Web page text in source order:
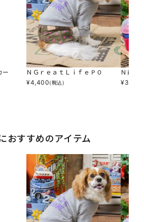
ー
ＮＧｒｅａｔＬｉｆｅＰＯ
¥4,400(税込)
Ｎ前へ
¥3,000
おすすめのアイテム